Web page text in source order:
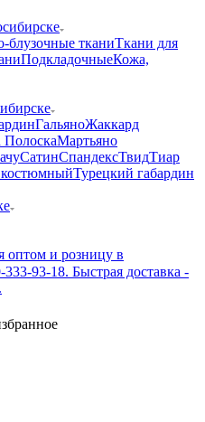
блузочные тканиТкани для
ПодкладочныеКожа,
ГальяноЖаккард
ПолоскаМартьяно
СатинСпандексТвидТиар
Турецкий габардин